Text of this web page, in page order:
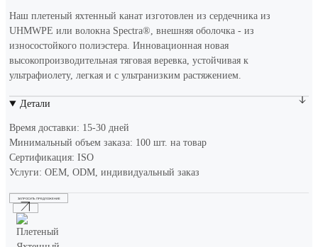
Наш плетеный яхтенный канат изготовлен из сердечника из
UHMWPE или волокна Spectra®, внешняя оболочка - из
износостойкого полиэстера. Инновационная новая
высокопроизводительная тяговая веревка, устойчивая к
ультрафиолету, легкая и с ультранизким растяжением.
Детали
Время доставки: 15-30 дней
Минимальный объем заказа: 100 шт. на товар
Сертификация: ISO
Услуги: OEM, ODM, индивидуальный заказ
ЗАПРОСИТЬ ПРЕДЛОЖЕНИЕ